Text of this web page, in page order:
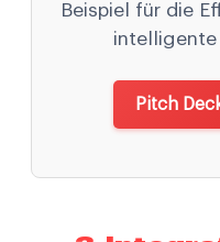
Beispiel für die
intelligente
Pitch